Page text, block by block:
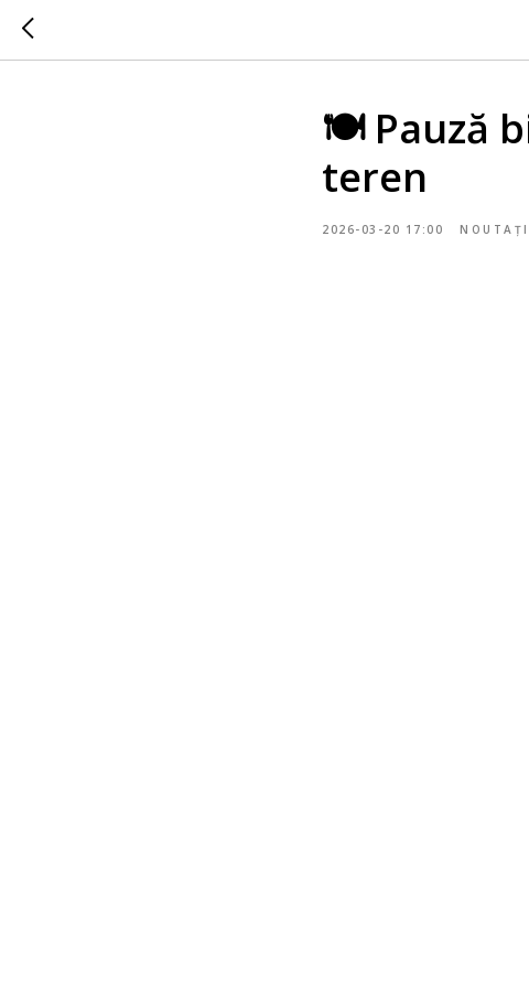
🍽️ Pauză
teren
2026-03-20 17:00 NOUTAȚI